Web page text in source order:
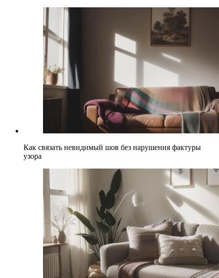
Как связать невидимый шов без нарушения фактуры
узора